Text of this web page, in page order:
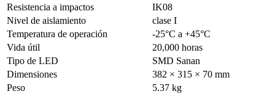
Resistencia a impactos
IK08
Nivel de aislamiento
clase I
Temperatura de operación
-25°C a +45°C
Vida útil
20,000 horas
Tipo de LED
SMD Sanan
Dimensiones
382 × 315 × 70 mm
Peso
5.37 kg